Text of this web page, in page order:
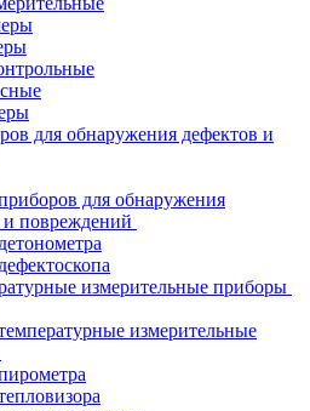
для обнаружения дефектов и
для обнаружения
и повреждений
измерительные приборы
измерительные